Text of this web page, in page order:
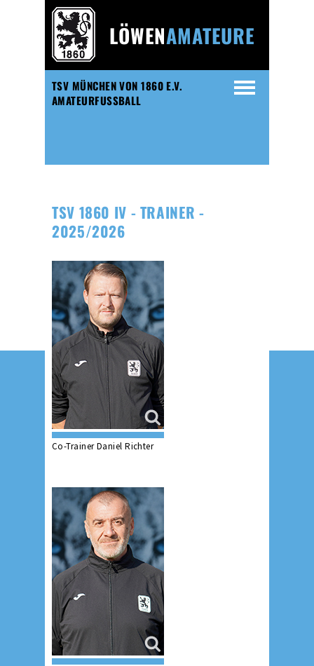
TSV MÜNCHEN VON 1860 E.V.
AMATEURFUSSBALL
LÖWENAMATEURE
TSV 1860 IV - TRAINER -
2025/2026
Co-Trainer Daniel Richter